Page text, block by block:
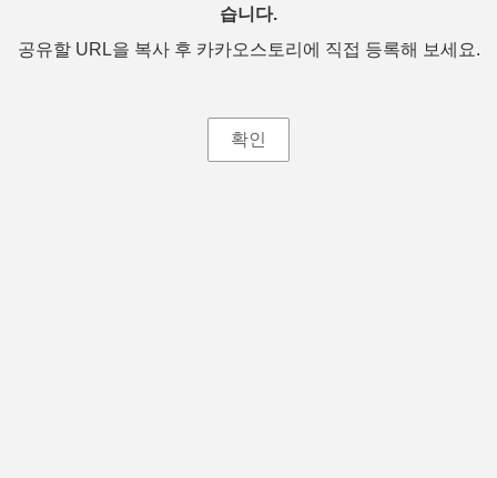
습니다.
공유할 URL을 복사 후 카카오스토리에 직접 등록해 보세요.
확인